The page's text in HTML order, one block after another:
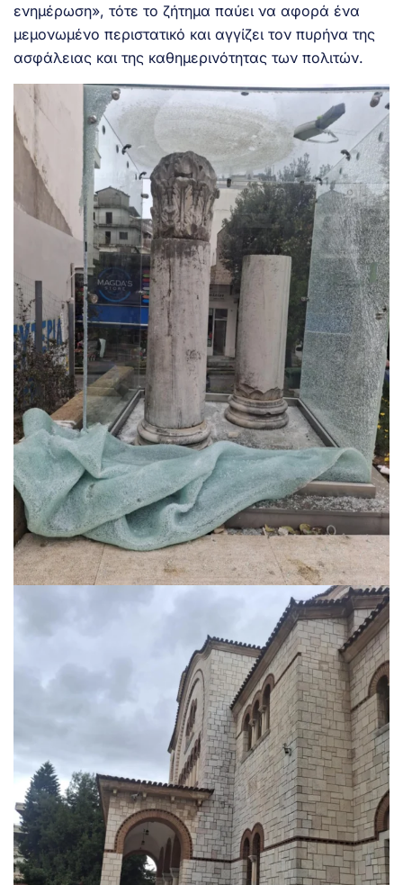
ενημέρωση», τότε το ζήτημα παύει να αφορά ένα
μεμονωμένο περιστατικό και αγγίζει τον πυρήνα της
ασφάλειας και της καθημερινότητας των πολιτών.